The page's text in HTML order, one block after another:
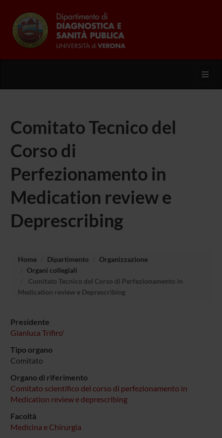
Comitato Tecnico del
Corso di
Perfezionamento in
Medication review e
Deprescribing
Home Dipartimento
Organizzazione
Organi collegiali
Comitato Tecnico del Corso di Perfezionamento in
Medication review e Deprescribing
Presidente
Gianluca Trifiro'
Tipo organo
Comitato
Organo di riferimento
Comitato scientifico del corso di perfezionamento in
Medication review e deprescribing
Facoltà
Medicina e Chirurgia